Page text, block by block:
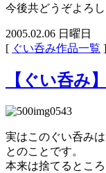
今後共どうぞよろ
2005.02.06 日曜日
[ ぐい呑み作品一覧 ]
【ぐい呑み
実はこのぐい呑み
とのことです。
本来は捨てるとこ